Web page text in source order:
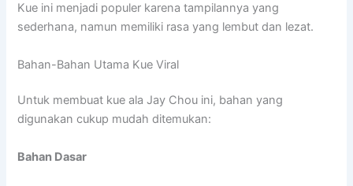
Kue ini menjadi populer karena tampilannya yang
sederhana, namun memiliki rasa yang lembut dan lezat.
Bahan-Bahan Utama Kue Viral
Untuk membuat kue ala Jay Chou ini, bahan yang
digunakan cukup mudah ditemukan:
Bahan Dasar